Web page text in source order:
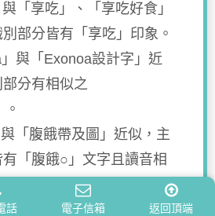
話 電子信箱 返回頂端
「享吃」、「享吃好食」
部分皆有「享吃」印象。
與「Exonoa設計字」近
分有相似之
「腹餓帶及圖」近似，主
「腹餓○」文字且讀音相
「昕視立」，主要識別部